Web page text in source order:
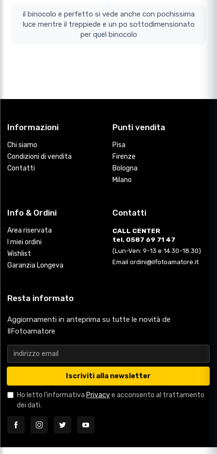
il binocolo e perfetto si vede anche con pochissima
luce mentre il treppiede e un po sottodimensionato
per quel binocolo
Informazioni
Chi siamo
Condizioni di vendita
Contatti
Punti vendita
Pisa
Firenze
Bologna
Milano
Info & Ordini
Area riservata
I miei ordini
Wishlist
Garanzia Longeva
Contatti
CALL CENTER
tel. 0587 69 71 47
(Lun-Ven: 9-13 e 14.30-18.30)
Email ordini@ilfotoamatore.it
Resta informato
Aggiornamenti in anteprima su tutte le novità de
IlFotoamatore
Iscriviti alla newsletter
Ho letto l'informativa Privacye acconsento al trattamento
dei dati.